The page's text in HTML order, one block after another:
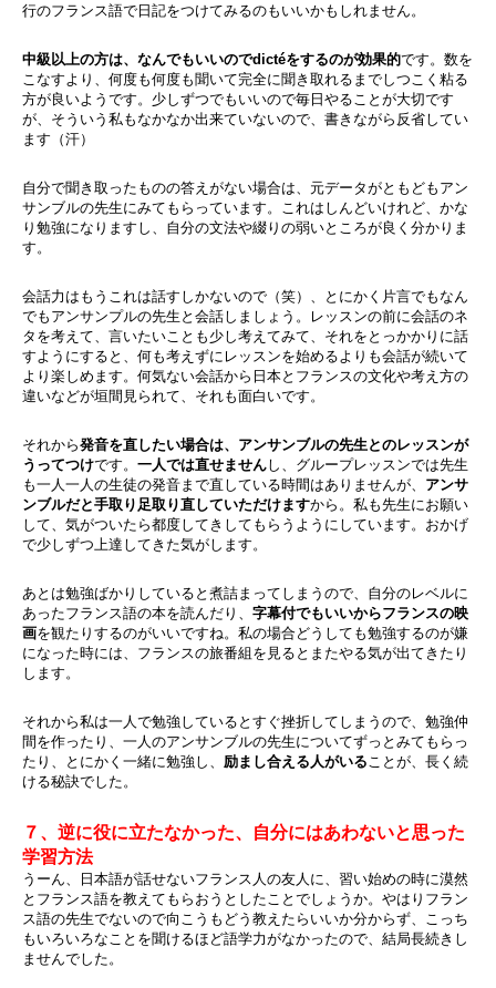
行のフランス語で日記をつけてみるのもいいかもしれません。
中級以上の方は、なんでもいいのでdictéをするのが効果的です。数を
こなすより、何度も何度も聞いて完全に聞き取れるまでしつこく粘る
方が良いようです。少しずつでもいいので毎日やることが大切です
が、そういう私もなかなか出来ていないので、書きながら反省してい
ます（汗）
自分で聞き取ったものの答えがない場合は、元データがともどもアン
サンブルの先生にみてもらっています。これはしんどいけれど、かな
り勉強になりますし、自分の文法や綴りの弱いところが良く分かりま
す。
会話力はもうこれは話すしかないので（笑）、とにかく片言でもなん
でもアンサンプルの先生と会話しましょう。レッスンの前に会話のネ
タを考えて、言いたいことも少し考えてみて、それをとっかかりに話
すようにすると、何も考えずにレッスンを始めるよりも会話が続いて
より楽しめます。何気ない会話から日本とフランスの文化や考え方の
違いなどが垣間見られて、それも面白いです。
それから発音を直したい場合は、アンサンブルの先生とのレッスンが
うってつけです。 一人では直せませんし、グループレッスンでは先生
も一人一人の生徒の発音まで直している時間はありませんが、 アンサ
ンブルだと手取り足取り直していただけますから。私も先生にお願い
して、気がついたら都度してきしてもらうようにしています。おかげ
で少しずつ上達してきた気がします。
あとは勉強ばかりしていると煮詰まってしまうので、自分のレベルに
あったフランス語の本を読んだり、 字幕付でもいいからフランスの映
画を観たりするのがいいですね。私の場合どうしても勉強するのが嫌
になった時には、フランスの旅番組を見るとまたやる気が出てきたり
します。
それから私は一人で勉強しているとすぐ挫折してしまうので、勉強仲
間を作ったり、一人のアンサンブルの先生についてずっとみてもらっ
たり、とにかく一緒に勉強し、 励まし合える人がいる ことが、長く続
ける秘訣でした。
７、逆に役に立たなかった、自分にはあわないと思った
学習方法
うーん、日本語が話せないフランス人の友人に、習い始めの時に漠然
とフランス語を教えてもらおうとしたことでしょうか。やはりフラン
ス語の先生でないので向こうもどう教えたらいいか分からず、こっち
もいろいろなことを聞けるほど語学力がなかったので、結局長続きし
ませんでした。